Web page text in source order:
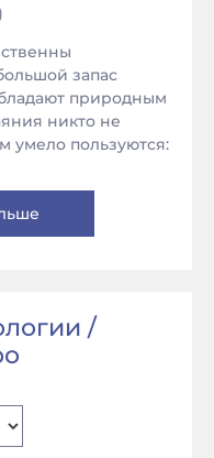
запас
природным
никто не
умело пользуются:
/